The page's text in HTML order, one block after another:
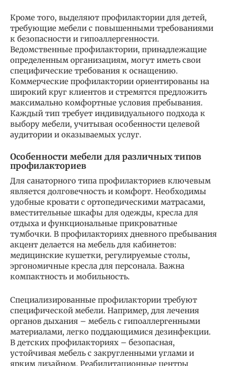
Кроме того, выделяют профилактории для детей,
требующие мебели с повышенными требованиями
к безопасности и гипоаллергенности.
Ведомственные профилактории, принадлежащие
определенным организациям, могут иметь свои
специфические требования к оснащению.
Коммерческие профилактории ориентированы на
широкий круг клиентов и стремятся предложить
максимально комфортные условия пребывания.
Каждый тип требует индивидуального подхода к
выбору мебели, учитывая особенности целевой
аудитории и оказываемых услуг.
Особенности мебели для различных типов
профилакториев
Для санаторного типа профилакториев ключевым
является долговечность и комфорт. Необходимы
удобные кровати с ортопедическими матрасами,
вместительные шкафы для одежды, кресла для
отдыха и функциональные прикроватные
тумбочки. В профилакториях дневного пребывания
акцент делается на мебель для кабинетов:
медицинские кушетки, регулируемые столы,
эргономичные кресла для персонала. Важна
компактность и мобильность.
Специализированные профилактории требуют
специфической мебели. Например, для лечения
органов дыхания – мебель с гипоаллергенными
материалами, легко поддающимися дезинфекции.
В детских профилакториях – безопасная,
устойчивая мебель с закругленными углами и
ярким дизайном. Реабилитационные центры